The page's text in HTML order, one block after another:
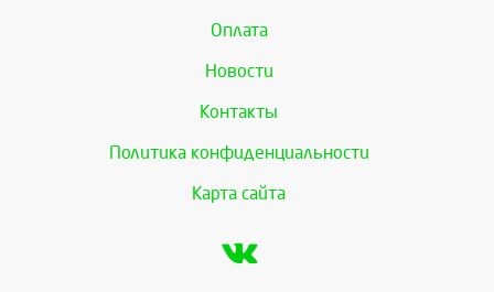
Оплата
Новости
Контакты
Политика конфиденциальности
Карта сайта